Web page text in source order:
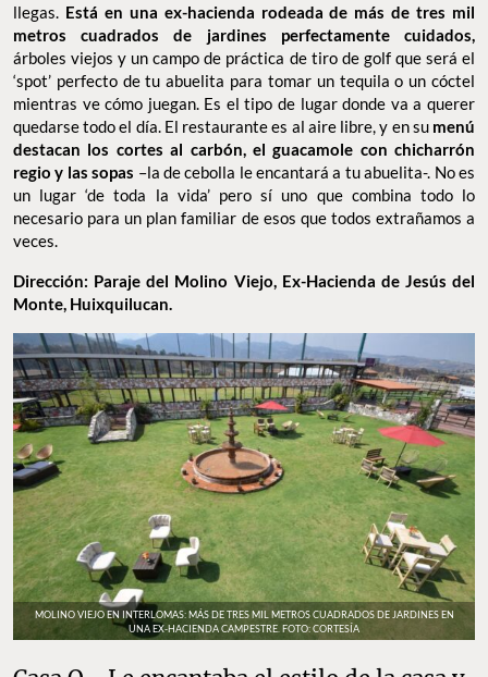
llegas. Está en una ex-hacienda rodeada de más de tres mil
metros cuadrados de jardines perfectamente cuidados,
árboles viejos y un campo de práctica de tiro de golf que será el
‘spot’ perfecto de tu abuelita para tomar un tequila o un cóctel
mientras ve cómo juegan. Es el tipo de lugar donde va a querer
quedarse todo el día. El restaurante es al aire libre, y en su menú
destacan los cortes al carbón, el guacamole con chicharrón
regio y las sopas –la de cebolla le encantará a tu abuelita-. No es
un lugar ‘de toda la vida’ pero sí uno que combina todo lo
necesario para un plan familiar de esos que todos extrañamos a
veces.
Dirección: Paraje del Molino Viejo, Ex-Hacienda de Jesús del
Monte, Huixquilucan.
MOLINO VIEJO EN INTERLOMAS: MÁS DE TRES MIL METROS CUADRADOS DE JARDINES EN
UNA EX-HACIENDA CAMPESTRE. FOTO: CORTESÍA